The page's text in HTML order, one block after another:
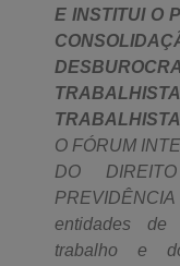
E INSTITUI O
TRABALHISTA
O FÓRUM
DO
entidades de
trabalho e